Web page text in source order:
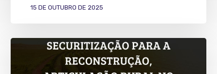
15 DE OUTUBRO DE 2025